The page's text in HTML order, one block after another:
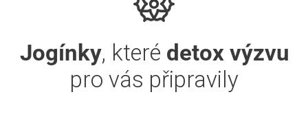
Jogínky, které detox výzvu
pro vás připravily